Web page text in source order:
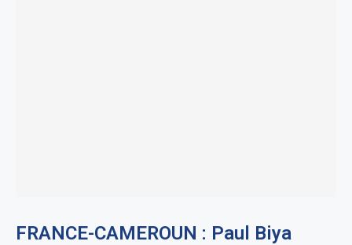
FRANCE-CAMEROUN : Paul Biya